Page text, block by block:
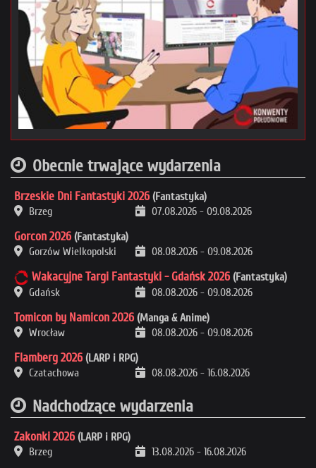
Obecnie trwające wydarzenia
Brzeskie Dni Fantastyki 2026 (Fantastyka)
Brzeg
07.08.2026 - 09.08.2026
Gorcon 2026 (Fantastyka)
Gorzów Wielkopolski
08.08.2026 - 09.08.2026
Wakacyjne Targi Fantastyki - Gdańsk 2026 (Fantastyka)
Gdańsk
08.08.2026 - 09.08.2026
Tomicon by Namicon 2026 (Manga & Anime)
Wrocław
08.08.2026 - 09.08.2026
Flamberg 2026 (LARP i RPG)
Czatachowa
08.08.2026 - 16.08.2026
Nadchodzące wydarzenia
Zakonki 2026 (LARP i RPG)
Brzeg
13.08.2026 - 16.08.2026